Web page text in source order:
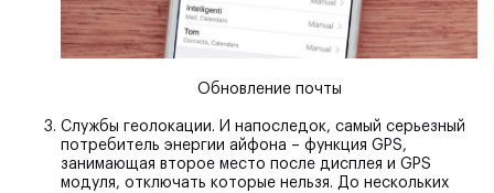
Обновление почты
Службы геолокации. И напоследок, самый серьезный
потребитель энергии айфона – функция GPS,
занимающая второе место после дисплея и GPS
модуля, отключать которые нельзя. До нескольких